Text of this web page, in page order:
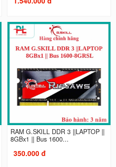
RAM G.SKILL DDR 3 ||LAPTOP ||
8GBx1 || Bus 1600...
350.000 đ